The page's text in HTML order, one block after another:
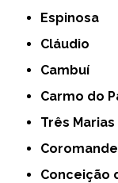
Espinosa
Cláudio
Cambuí
Carmo do
Três Marias
Conceição